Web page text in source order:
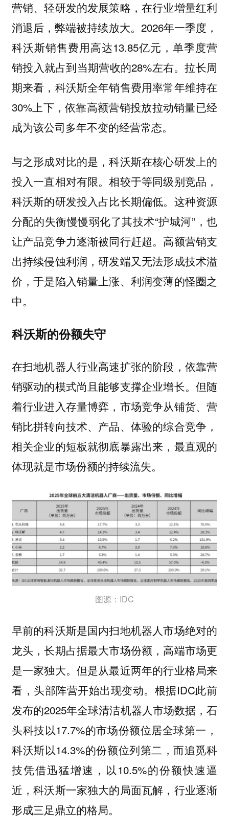
营销、轻研发的发展策略，在行业增量红利
消退后，弊端被持续放大。2026年一季度，
科沃斯销售费用高达13.85亿元，单季度营
销投入就占到当期营收的28%左右。拉长周
期来看，科沃斯全年销售费用率常年维持在
30%上下，依靠高额营销投放拉动销量已经
成为该公司多年不变的经营常态。
与之形成对比的是，科沃斯在核心研发上的
投入一直相对有限。相较于等同级别竞品，
科沃斯的研发投入占比长期偏低。这种资源
分配的失衡慢慢弱化了其技术“护城河”，也
让产品竞争力逐渐被同行赶超。高额营销支
出持续侵蚀利润，研发端又无法形成技术溢
价，于是陷入销量上涨、利润变薄的怪圈之
中。
科沃斯的份额失守
在扫地机器人行业高速扩张的阶段，依靠营
销驱动的模式尚且能够支撑企业增长。但随
着行业进入存量博弈，市场竞争从铺货、营
销比拼转向技术、产品、体验的综合竞争，
相关企业的短板就彻底暴露出来，最直观的
体现就是市场份额的持续流失。
图源：IDC
早前的科沃斯是国内扫地机器人市场绝对的
龙头，长期占据最大市场份额，高端市场更
是一家独大。但是从最近两年的行业格局来
看，头部阵营开始出现变动。根据IDC此前
发布的2025年全球清洁机器人市场数据，石
头科技以17.7%的市场份额位居全球第一，
科沃斯以14.3%的份额位列第二，而追觅科
技凭借迅猛增速，以10.5%的份额快速逼
近，科沃斯一家独大的局面瓦解，行业逐渐
形成三足鼎立的格局。